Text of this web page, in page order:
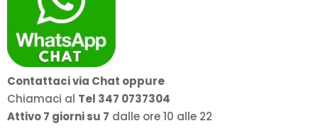
Contattaci via Chat oppure
Chiamaci al Tel 347 0737304
Attivo 7 giorni su 7 dalle ore 10 alle 22